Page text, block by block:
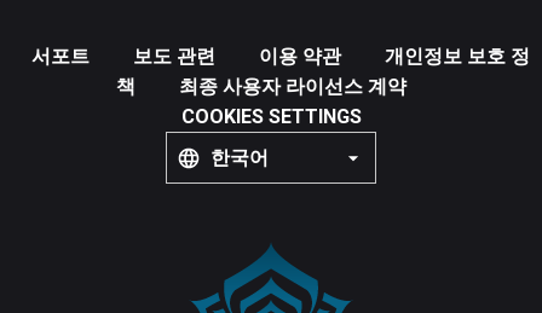
서포트 보도 관련 이용 약관
개인정보 보호 정
책
최종 사용자 라이선스 계약
COOKIES SETTINGS
한국어